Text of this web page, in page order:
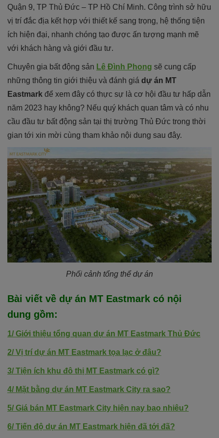
Quận 9, TP Thủ Đức – TP Hồ Chí Minh. Công trình sở hữu
vị trí đắc địa kết hợp với thiết kế sang trọng, hệ thống tiện
ích hiện đại, nhanh chóng tạo được ấn tượng mạnh mẽ
với khách hàng và giới đầu tư.
Chuyên gia bất động sản Lê Đình Phong sẽ cung cấp
những thông tin giới thiệu và đánh giá dự án MT
Eastmark để xem đây có thực sự là cơ hội đầu tư hấp dẫn
năm 2023 hay không? Nếu quý khách quan tâm và có nhu
cầu đầu tư bất động sản tại thị trường Thủ Đức trong thời
gian tới xin mời cùng tham khảo nội dung sau đây.
Phối cảnh tổng thể dự án
Bài viết về dự án MT Eastmark có nội
dung gồm:
1/ Giới thiệu tổng quan dự án MT Eastmark Thủ Đức
2/ Vị trí dự án MT Eastmark tọa lạc ở đâu?
3/ Tiện ích khu đô thị MT Eastmark có gì?
4/ Mặt bằng dự án MT Eastmark City ra sao?
5/ Giá bán MT Eastmark City hiện nay bao nhiêu?
6/ Tiến độ dự án MT Eastmark hiện đã tới đã?